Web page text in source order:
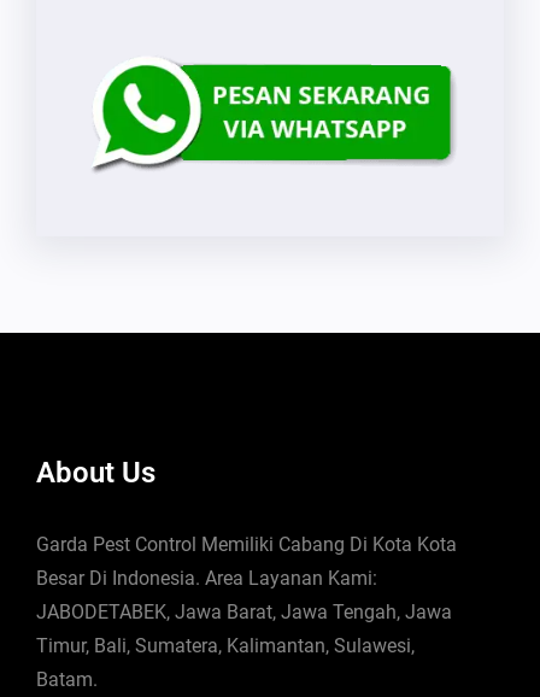
About Us
Garda Pest Control Memiliki Cabang Di Kota Kota
Besar Di Indonesia. Area Layanan Kami:
JABODETABEK, Jawa Barat, Jawa Tengah, Jawa
Timur, Bali, Sumatera, Kalimantan, Sulawesi,
Batam.